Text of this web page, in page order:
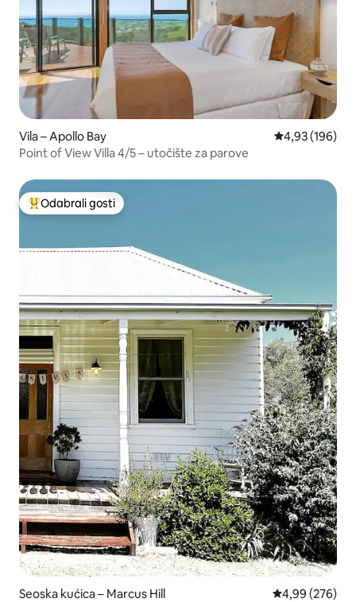
Vila – Apollo Bay Prosječna
4,93 (196)
Point of View Villa 4/5 – utočište za parove
Među najviše rangiranima s oznakom „Odabrali gosti”
Odabrali gosti
Seoska kućica – Marcus Hill Prosječna
4,99 (276)